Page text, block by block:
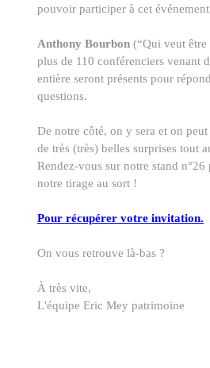
pouvoir participer à cet
Anthony Bourbon(“Qui veut être
plus de 110 conférenciers venant
entière seront présents pour
questions.
De notre côté, on y sera et on
de très (très) belles surprises tout
Rendez-vous sur notre stand
notre tirage au sort !
Pour récupérer votre invitation.
On vous retrouve là-bas ?
À très vite,
L'équipe Eric Mey patrimoine